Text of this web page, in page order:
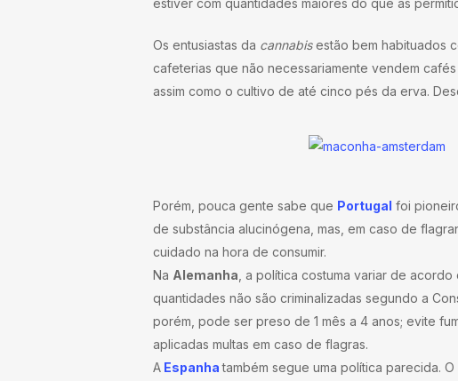
estiver com quantidades maiores do que as
Os entusiastas da cannabisestão bem habituados
cafeterias que não necessariamente vendem
assim como o cultivo de até cinco pés da erva.
Porém, pouca gente sabe que Portugal foi
de substância alucinógena, mas, em caso de
cuidado na hora de consumir.
Na Alemanha , a política costuma variar de
quantidades não são criminalizadas segundo a
porém, pode ser preso de 1 mês a 4 anos; evite
aplicadas multas em caso de flagras.
A Espanha também segue uma política parecida.